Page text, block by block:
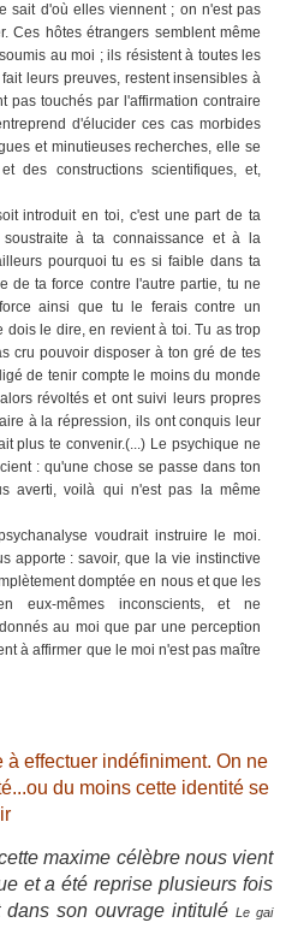
sait d'où elles viennent ; on n'est pas
Ces hôtes étrangers semblent même
au moi ; ils résistent à toutes les
leurs preuves, restent insensibles à
pas touchés par l'affirmation contraire
d'élucider ces cas morbides
et minutieuses recherches, elle se
des constructions scientifiques, et,
introduit en toi, c'est une part de ta
à ta connaissance et à la
pourquoi tu es si faible dans ta
de ta force contre l'autre partie, tu ne
ainsi que tu le ferais contre un
le dire, en revient à toi. Tu as trop
cru pouvoir disposer à ton gré de tes
de tenir compte le moins du monde
révoltés et ont suivi leurs propres
à la répression, ils ont conquis leur
plus te convenir.(...) Le psychique ne
: qu'une chose se passe dans ton
averti, voilà qui n'est pas la même
voudrait instruire le moi.
apporte : savoir, que la vie instinctive
domptée en nous et que les
eux-mêmes inconscients, et ne
au moi que par une perception
à affirmer que le moi n'est pas maître
effectuer indéfiniment. On ne
du moins cette identité se
maxime célèbre nous vient
et a été reprise plusieurs fois
dans son ouvrage intitulé Le gai